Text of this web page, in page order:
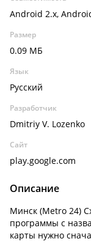
Android 2.x,
Размер
0.09 МБ
Язык
Русский
Разработчик
Dmitriy V. Lozenko
Сайт
play.google.com
Описание
Минск (Metro 24)
программы с
карты нужно